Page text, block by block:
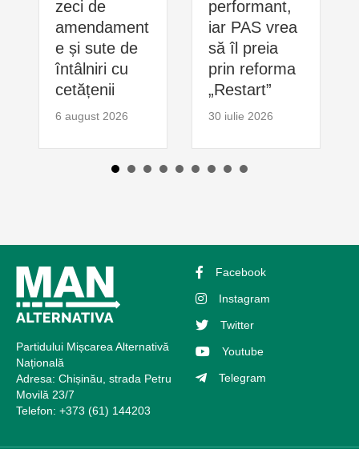
zeci de
amendament
e și sute de
întâlniri cu
cetățenii
6 august 2026
performant,
iar PAS vrea
să îl preia
prin reforma
„Restart”
30 iulie 2026
Partidului Mișcarea Alternativă
Națională
Adresa: Chișinău, strada Petru
Movilă 23/7
Telefon: +373 (61) 144203
Facebook
Instagram
Twitter
Youtube
Telegram